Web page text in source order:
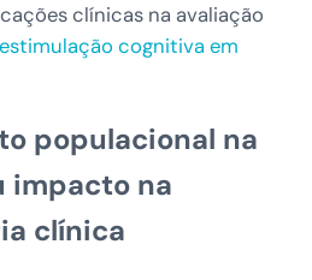
clínicas na avaliação
estimulação cognitiva em
populacional na
impacto na
clínica